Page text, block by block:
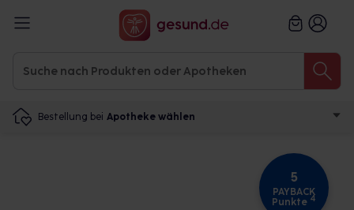
Bestellung bei Apotheke wählen
5
PAYBACK
Punkte 4